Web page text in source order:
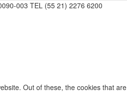
003 TEL (55 21) 2276 6200
Out of these, the cookies that